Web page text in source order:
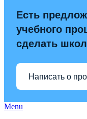
Есть
учебного
сделать
Написать о
Menu